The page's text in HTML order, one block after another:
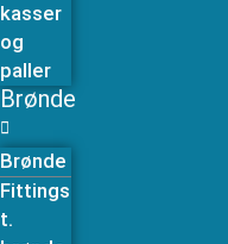
kasser
og
paller
Brønde
Brønde
Fittings
t.